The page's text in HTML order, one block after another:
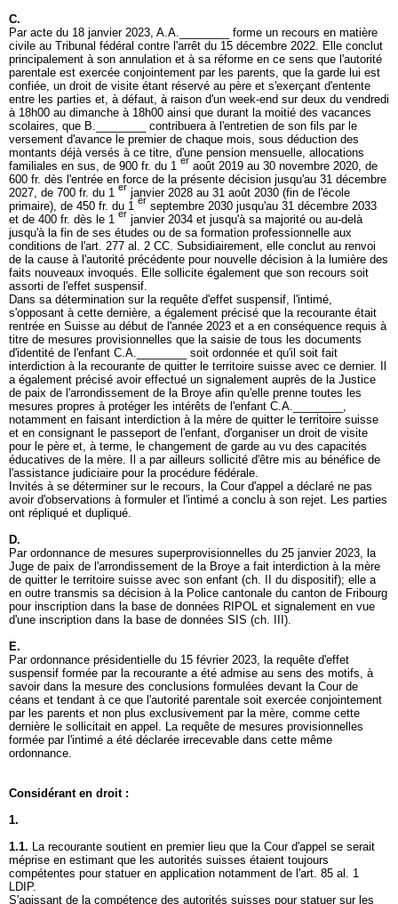
C.
Par acte du 18 janvier 2023, A.A.________ forme un recours en matière
civile au Tribunal fédéral contre l'arrêt du 15 décembre 2022. Elle conclut
principalement à son annulation et à sa réforme en ce sens que l'autorité
parentale est exercée conjointement par les parents, que la garde lui est
confiée, un droit de visite étant réservé au père et s'exerçant d'entente
entre les parties et, à défaut, à raison d'un week-end sur deux du vendredi
à 18h00 au dimanche à 18h00 ainsi que durant la moitié des vacances
scolaires, que B.________ contribuera à l'entretien de son fils par le
versement d'avance le premier de chaque mois, sous déduction des
montants déjà versés à ce titre, d'une pension mensuelle, allocations
familiales en sus, de 900 fr. du 1 er août 2019 au 30 novembre 2020, de
600 fr. dès l'entrée en force de la présente décision jusqu'au 31 décembre
2027, de 700 fr. du 1 er janvier 2028 au 31 août 2030 (fin de l'école
primaire), de 450 fr. du 1 er septembre 2030 jusqu'au 31 décembre 2033
et de 400 fr. dès le 1 er janvier 2034 et jusqu'à sa majorité ou au-delà
jusqu'à la fin de ses études ou de sa formation professionnelle aux
conditions de l'art. 277 al. 2 CC. Subsidiairement, elle conclut au renvoi
de la cause à l'autorité précédente pour nouvelle décision à la lumière des
faits nouveaux invoqués. Elle sollicite également que son recours soit
assorti de l'effet suspensif.
Dans sa détermination sur la requête d'effet suspensif, l'intimé,
s'opposant à cette dernière, a également précisé que la recourante était
rentrée en Suisse au début de l'année 2023 et a en conséquence requis à
titre de mesures provisionnelles que la saisie de tous les documents
d'identité de l'enfant C.A.________ soit ordonnée et qu'il soit fait
interdiction à la recourante de quitter le territoire suisse avec ce dernier. Il
a également précisé avoir effectué un signalement auprès de la Justice
de paix de l'arrondissement de la Broye afin qu'elle prenne toutes les
mesures propres à protéger les intérêts de l'enfant C.A.________,
notamment en faisant interdiction à la mère de quitter le territoire suisse
et en consignant le passeport de l'enfant, d'organiser un droit de visite
pour le père et, à terme, le changement de garde au vu des capacités
éducatives de la mère. Il a par ailleurs sollicité d'être mis au bénéfice de
l'assistance judiciaire pour la procédure fédérale.
Invités à se déterminer sur le recours, la Cour d'appel a déclaré ne pas
avoir d'observations à formuler et l'intimé a conclu à son rejet. Les parties
ont répliqué et dupliqué.
D.
Par ordonnance de mesures superprovisionnelles du 25 janvier 2023, la
Juge de paix de l'arrondissement de la Broye a fait interdiction à la mère
de quitter le territoire suisse avec son enfant (ch. II du dispositif); elle a
en outre transmis sa décision à la Police cantonale du canton de Fribourg
pour inscription dans la base de données RIPOL et signalement en vue
d'une inscription dans la base de données SIS (ch. III).
E.
Par ordonnance présidentielle du 15 février 2023, la requête d'effet
suspensif formée par la recourante a été admise au sens des motifs, à
savoir dans la mesure des conclusions formulées devant la Cour de
céans et tendant à ce que l'autorité parentale soit exercée conjointement
par les parents et non plus exclusivement par la mère, comme cette
dernière le sollicitait en appel. La requête de mesures provisionnelles
formée par l'intimé a été déclarée irrecevable dans cette même
ordonnance.
Considérant en droit :
1.
1.1. La recourante soutient en premier lieu que la Cour d'appel se serait
méprise en estimant que les autorités suisses étaient toujours
compétentes pour statuer en application notamment de l'art. 85 al. 1
LDIP.
S'agissant de la compétence des autorités suisses pour statuer sur les